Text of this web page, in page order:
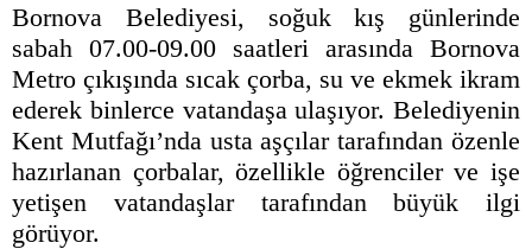
Bornova Belediyesi, soğuk kış günlerinde
sabah 07.00-09.00 saatleri arasında Bornova
Metro çıkışında sıcak çorba, su ve ekmek ikram
ederek binlerce vatandaşa ulaşıyor. Belediyenin
Kent Mutfağı’nda usta aşçılar tarafından özenle
hazırlanan çorbalar, özellikle öğrenciler ve işe
yetişen vatandaşlar tarafından büyük ilgi
görüyor.